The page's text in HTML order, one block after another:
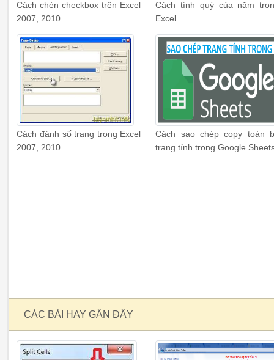
Cách chèn checkbox trên Excel
2007, 2010
Cách tính quý của năm
Excel
Cách đánh số trang trong Excel
2007, 2010
Cách sao chép copy toàn
trang tính trong Google
CÁC BÀI HAY GẦN ĐÂY